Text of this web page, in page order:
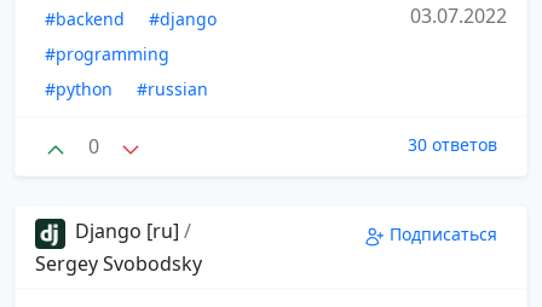
#backend
#django
#programming
#python
#russian
03.07.2022
0 30 ответов
Django [ru] /
Sergey Svobodsky
Подписаться